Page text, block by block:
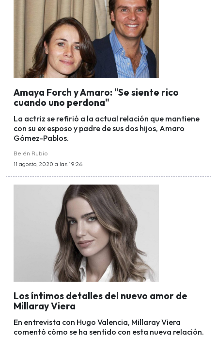
Amaya Forch y Amaro: "Se siente rico
cuando uno perdona"
La actriz se refirió a la actual relación que mantiene
con su ex esposo y padre de sus dos hijos, Amaro
Gómez-Pablos.
Belén Rubio
11 agosto, 2020 a las 19:26
Los íntimos detalles del nuevo amor de
Millaray Viera
En entrevista con Hugo Valencia, Millaray Viera
comentó cómo se ha sentido con esta nueva relación.